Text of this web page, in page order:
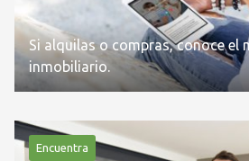
Si alquilas o compras, conoce el
inmobiliario.
Encuentra